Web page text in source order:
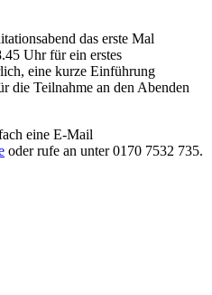
das erste Mal
Uhr für ein erstes
eine kurze Einführung
die Teilnahme an den Abenden
eine E-Mail
oder rufe an unter 0170 7532 735.